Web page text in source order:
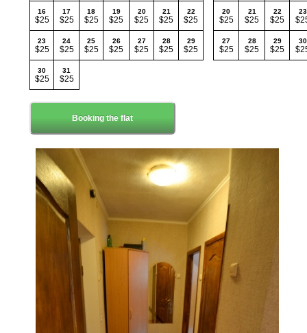
16
$25
17
$25
18
$25
19
$25
20
$25
21
$25
22
$25
20
$25
21
$25
22
$25
23
23
$25
24
$25
25
$25
26
$25
27
$25
28
$25
29
$25
27
$25
28
$25
29
$25
30
30
$25
31
$25
Booking the flat